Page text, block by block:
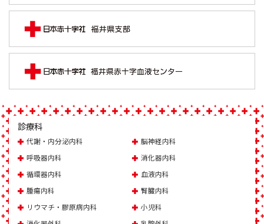
診療科
代謝・内分泌内科
脳神経内科
呼吸器内科
消化器内科
循環器内科
血液内科
腫瘍内科
腎臓内科
リウマチ・膠原病内科
小児科